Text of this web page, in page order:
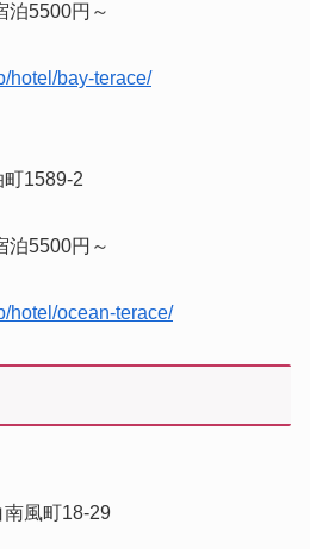
5500円～
hotel/bay-terace/
1589-2
5500円～
hotel/ocean-terace/
風町18‐29